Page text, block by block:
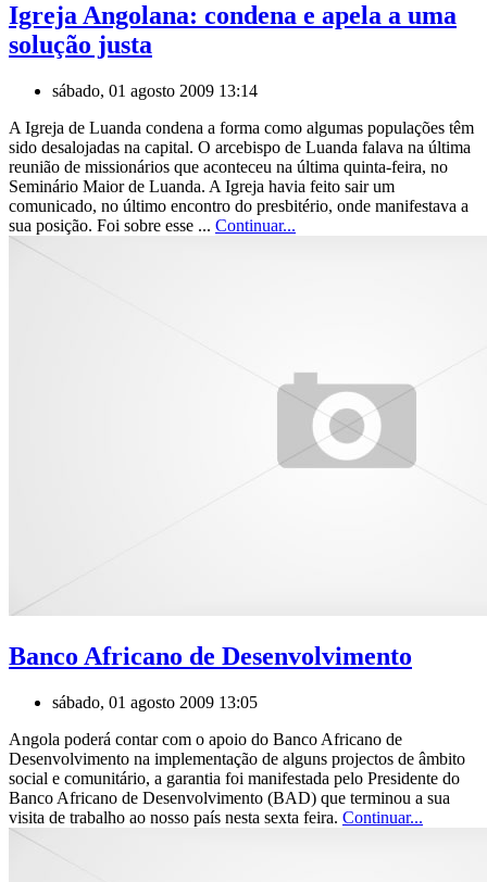
Igreja Angolana: condena e apela a uma
solução justa
sábado, 01 agosto 2009 13:14
A Igreja de Luanda condena a forma como algumas populações têm
sido desalojadas na capital. O arcebispo de Luanda falava na última
reunião de missionários que aconteceu na última quinta-feira, no
Seminário Maior de Luanda. A Igreja havia feito sair um
comunicado, no último encontro do presbitério, onde manifestava a
sua posição. Foi sobre esse ... Continuar...
Banco Africano de Desenvolvimento
sábado, 01 agosto 2009 13:05
Angola poderá contar com o apoio do Banco Africano de
Desenvolvimento na implementação de alguns projectos de âmbito
social e comunitário, a garantia foi manifestada pelo Presidente do
Banco Africano de Desenvolvimento (BAD) que terminou a sua
visita de trabalho ao nosso país nesta sexta feira. Continuar...